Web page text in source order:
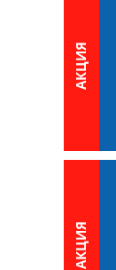
АКЦИЯ
АКЦИЯ